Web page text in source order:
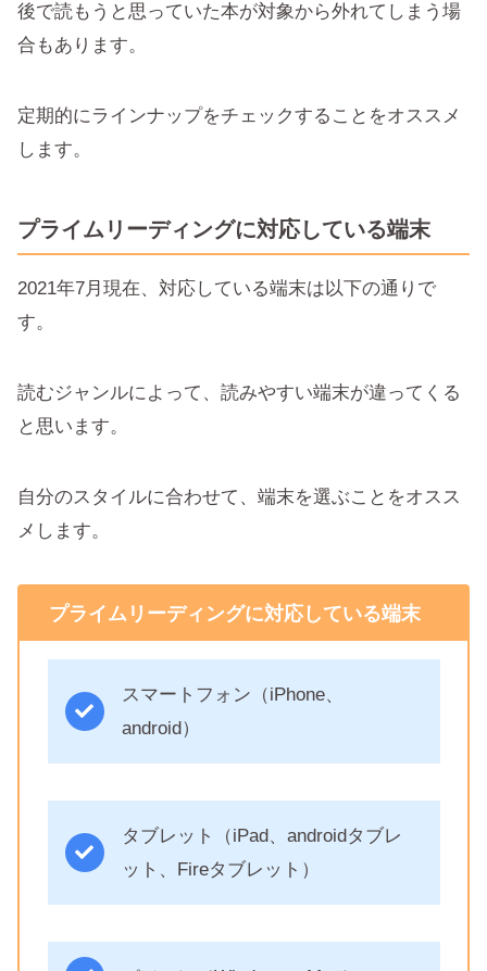
後で読もうと思っていた本が対象から外れてしまう場
合もあります。
定期的にラインナップをチェックすることをオススメ
します。
プライムリーディングに対応している端末
2021年7月現在、対応している端末は以下の通りで
す。
読むジャンルによって、読みやすい端末が違ってくる
と思います。
自分のスタイルに合わせて、端末を選ぶことをオスス
メします。
プライムリーディングに対応している端末
スマートフォン（iPhone、
android）
タブレット（iPad、androidタブレ
ット、Fireタブレット）